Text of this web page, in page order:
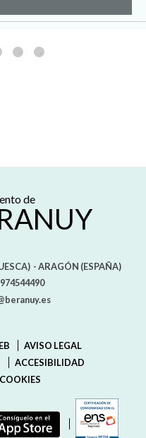
de
- ARAGÓN (ESPAÑA)
AVISO LEGAL
ACCESIBILIDAD